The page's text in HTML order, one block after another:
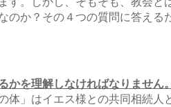
か？その４つの質問に答える
を理解しなければなりません。
」はイエス様との共同相続人